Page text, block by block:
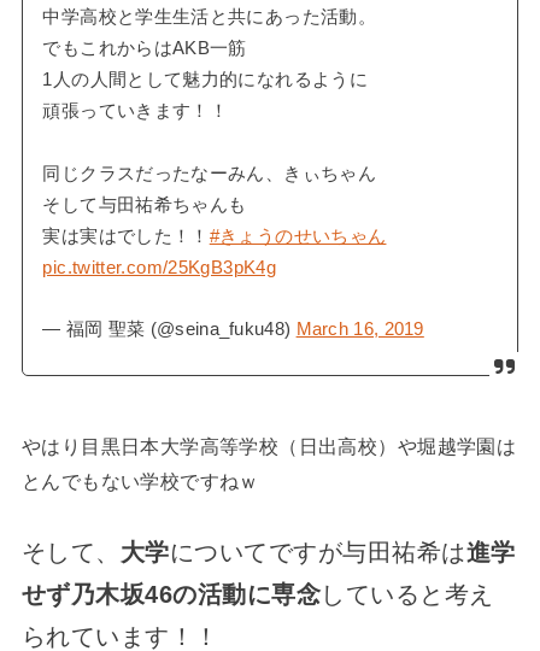
中学高校と学生生活と共にあった活動。
でもこれからはAKB一筋
1人の人間として魅力的になれるように
頑張っていきます！！
同じクラスだったなーみん、きぃちゃん
そして与田祐希ちゃんも
実は実はでした！！ #きょうのせいちゃん
pic.twitter.com/25KgB3pK4g
— 福岡 聖菜 (@seina_fuku48) March 16, 2019
やはり目黒日本大学高等学校（日出高校）や堀越学園は
とんでもない学校ですねｗ
そして、 大学についてですが与田祐希は進学
せず乃木坂46の活動に専念していると考え
られています！！